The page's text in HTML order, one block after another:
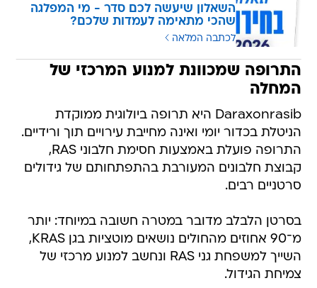
השאלון שיעשה לכם סדר - מי המפלגה
שהכי מתאימה לעמדות שלכם?
לכתבה המלאה
התרופה שמכוונת למנוע המרכזי של
המחלה
Daraxonrasib היא תרופה ביולוגית ממוקדת
הניטלת בכדור יומי ואינה מחייבת עירויים תוך ורידיים.
התרופה פועלת באמצעות חסימת חלבוני RAS,
קבוצת חלבונים המעורבת בהתפתחותם של גידולים
סרטניים רבים.
בסרטן הלבלב מדובר במטרה חשובה במיוחד: יותר
מ־90 אחוזים מהחולים נושאים מוטציות בגן KRAS,
השייך למשפחת גני RAS ונחשב למנוע מרכזי של
צמיחת הגידול.